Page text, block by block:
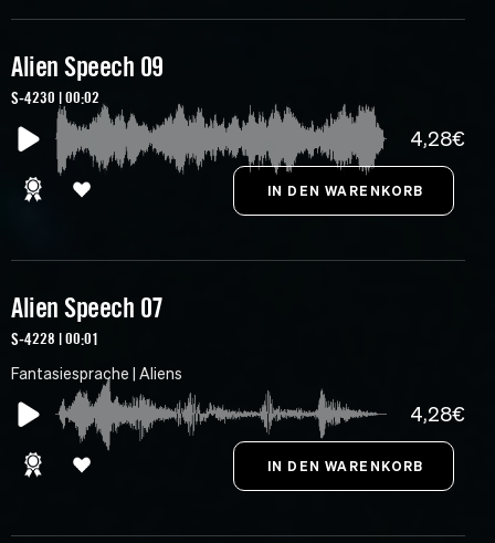
Alien Speech 09
S-4230 | 00:02
4,28€
Alien Speech 07
S-4228 | 00:01
Fantasiesprache | Aliens
4,28€